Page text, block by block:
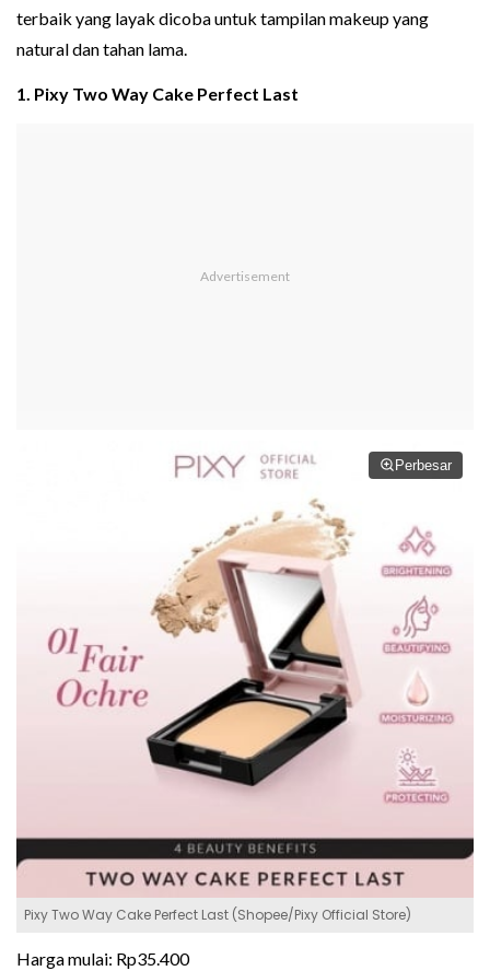
terbaik yang layak dicoba untuk tampilan makeup yang
natural dan tahan lama.
1. Pixy Two Way Cake Perfect Last
Perbesar
Pixy Two Way Cake Perfect Last (Shopee/Pixy Official Store)
Harga mulai: Rp35.400